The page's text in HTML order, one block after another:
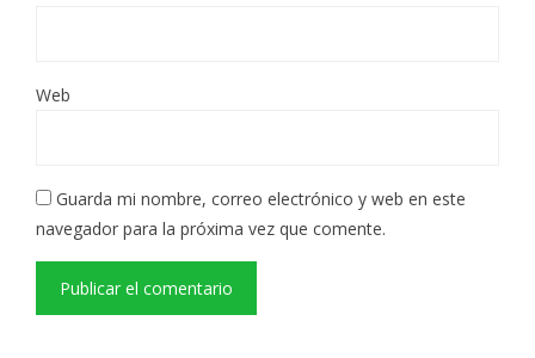
Web
Guarda mi nombre, correo electrónico y web en este
navegador para la próxima vez que comente.